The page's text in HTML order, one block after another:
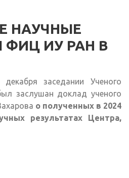
НАУЧНЫЕ
ФИЦ ИУ РАН В
заседании Ученого
заслушан доклад ученого
о полученных в 2024
результатах Центра,